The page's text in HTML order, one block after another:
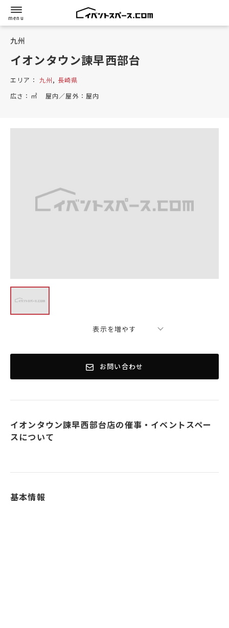
九州
イオンタウン諫早西部台
エリア： 九州, 長崎県
広さ： ㎡ 屋内／屋外： 屋内
表示を増やす
お問い合わせ
イオンタウン諫早西部台店の催事・イベントスペー
スについて
基本情報